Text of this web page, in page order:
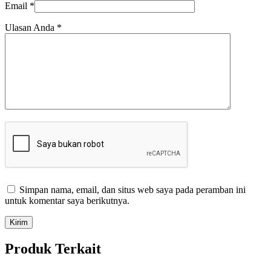
Email *
Ulasan Anda *
Simpan nama, email, dan situs web saya pada peramban ini
untuk komentar saya berikutnya.
Kirim
Produk Terkait